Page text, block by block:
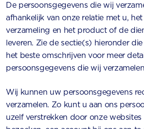
De persoonsgegevens die wij
afhankelijk van onze relatie met u,
verzameling en het product of de
leveren. Zie de sectie(s) hieronder
het beste omschrijven voor meer
persoonsgegevens die wij
Wij kunnen uw persoonsgegevens
verzamelen. Zo kunt u aan ons
uzelf verstrekken door onze